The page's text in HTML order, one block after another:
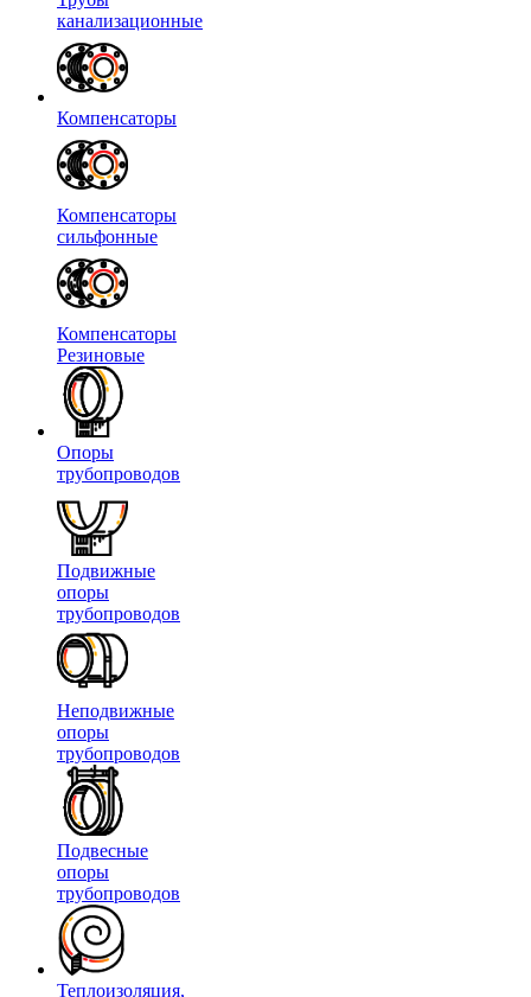
канализационные
Компенсаторы
Компенсаторы
сильфонные
Компенсаторы
Резиновые
Опоры
трубопроводов
Подвижные
опоры
трубопроводов
Неподвижные
опоры
трубопроводов
Подвесные
опоры
трубопроводов
Теплоизоляция,